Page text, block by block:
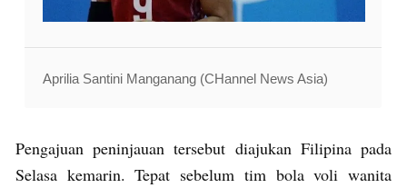
Aprilia Santini Manganang (CHannel News Asia)
Pengajuan peninjauan tersebut diajukan Filipina pada
Selasa kemarin. Tepat sebelum tim bola voli wanita